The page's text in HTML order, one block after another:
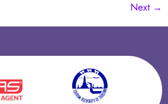
Next →